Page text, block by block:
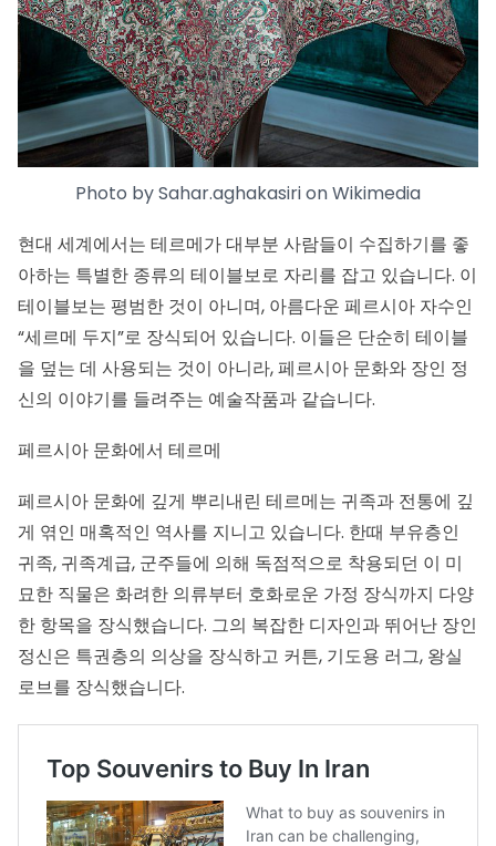
Photo bySahar.aghakasirionWikimedia
현대 세계에서는 테르메가 대부분 사람들이 수집하기를 좋
아하는 특별한 종류의 테이블보로 자리를 잡고 있습니다. 이
테이블보는 평범한 것이 아니며, 아름다운 페르시아 자수인
“세르메 두지”로 장식되어 있습니다. 이들은 단순히 테이블
을 덮는 데 사용되는 것이 아니라, 페르시아 문화와 장인 정
신의 이야기를 들려주는 예술작품과 같습니다.
페르시아 문화에서 테르메
페르시아 문화에 깊게 뿌리내린 테르메는 귀족과 전통에 깊
게 엮인 매혹적인 역사를 지니고 있습니다. 한때 부유층인
귀족, 귀족계급, 군주들에 의해 독점적으로 착용되던 이 미
묘한 직물은 화려한 의류부터 호화로운 가정 장식까지 다양
한 항목을 장식했습니다. 그의 복잡한 디자인과 뛰어난 장인
정신은 특권층의 의상을 장식하고 커튼, 기도용 러그, 왕실
로브를 장식했습니다.